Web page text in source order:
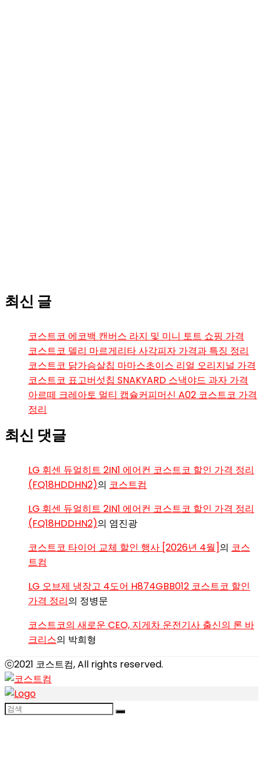
최신 글
코스트코 에코백 캔버스 라지 및 미니 토트 쇼핑 가격
코스트코 델리 마르게리타 사각피자 가격과 특징 정리
코스트코 닭가슴살칩 마마스초이스 리얼 오리지널 가격
코스트코 표고버섯칩 SNAKYARD 스낵야드 과자 가격
아르떼 크레아토 멀티 캡슐커피머신 A02 코스트코 가격
정리
최신 댓글
LG 휘센 듀얼히트 2IN1 에어컨 코스트코 할인 가격 정리
(FQ18HDDHN2)의 코스트컴
LG 휘센 듀얼히트 2IN1 에어컨 코스트코 할인 가격 정리
(FQ18HDDHN2)의 염진광
코스트코 타이어 교체 할인 행사 [2026년 4월]의 코스
트컴
LG 오브제 냉장고 4도어 H874GBB012 코스트코 할인
가격 정리의 정병문
코스트코의 새로운 CEO, 지게차 운전기사 출신의 론 바
크리스의 박희형
ⓒ2021 코스트컴, All rights reserved.